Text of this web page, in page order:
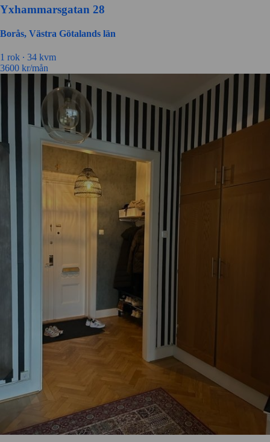
Yxhammarsgatan 28
Borås, Västra Götalands län
1 rok ∙ 34 kvm
3600 kr/mån